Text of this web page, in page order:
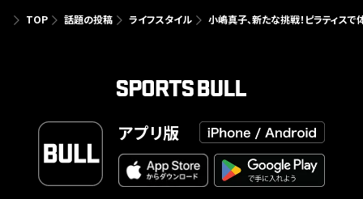
TOP 話題の投稿 ライフスタイル 小嶋真子、新たな挑戦！ピラティスで
アプリ版